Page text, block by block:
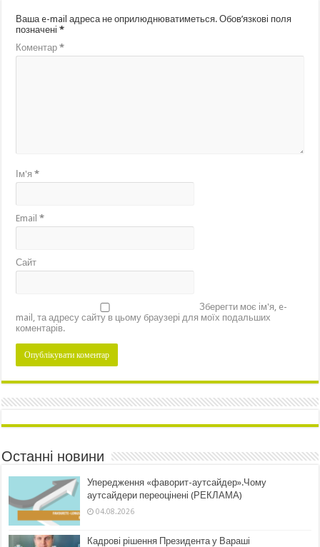
Ваша e-mail адреса не оприлюднюватиметься. Обов’язкові поля
позначені*
Коментар*
Ім'я*
Email*
Сайт
Зберегти моє ім'я, e-
mail, та адресу сайту в цьому браузері для моїх подальших
коментарів.
Останні новини
Упередження «фаворит-аутсайдер».Чому
аутсайдери переоцінені (РЕКЛАМА)
04.08.2026
Кадрові рішення Президента у Вараші